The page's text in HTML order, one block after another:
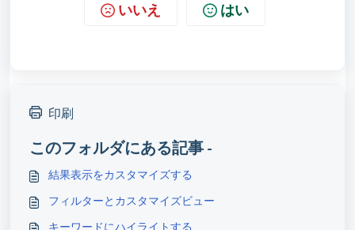
いいえ はい
印刷
このフォルダにある記事 -
結果表示をカスタマイズする
フィルターとカスタマイズビュー
キーワードにハイライトする